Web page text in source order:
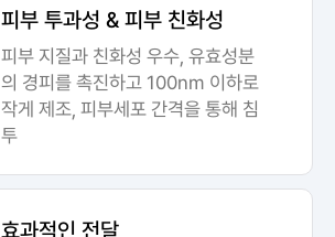
피부 투과성 & 피부 친화성
피부 지질과 친화성 우수, 유효성분
의 경피를 촉진하고 100nm 이하로
작게 제조, 피부세포 간격을 통해 침
투
효과적인 전달